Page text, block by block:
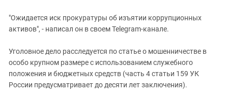
"Ожидается иск прокуратуры об изъятии коррупционных
активов", - написал он в своем Telegram-канале.
Уголовное дело расследуется по статье о мошенничестве в
особо крупном размере с использованием служебного
положения и бюджетных средств (часть 4 статьи 159 УК
России предусматривает до десяти лет заключения).